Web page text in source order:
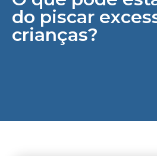
do piscar
crianças?